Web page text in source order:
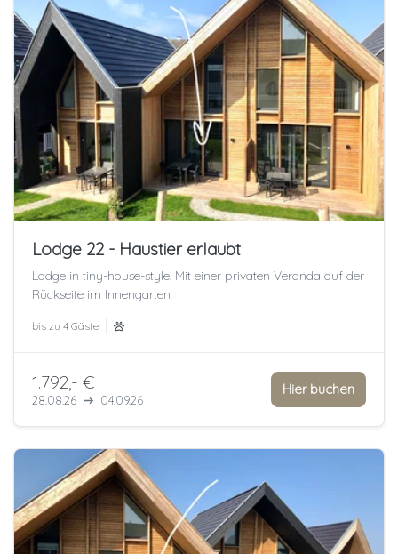
Lodge 22 - Haustier erlaubt
Lodge in tiny-house-style. Mit einer privaten Veranda auf der
Rückseite im Innengarten
bis zu 4 Gäste
1.792,- €
28.08.26 04.09.26
Hier buchen